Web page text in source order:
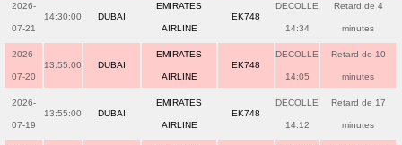
2026-
07-21
14:30:00 DUBAI
EMIRATES
AIRLINE
EK748
DECOLLE
14:34
Retard de 4
minutes
2026-
07-20
13:55:00 DUBAI
EMIRATES
AIRLINE
EK748
DECOLLE
14:05
Retard de 10
minutes
2026-
07-19
13:55:00 DUBAI
EMIRATES
AIRLINE
EK748
DECOLLE
14:12
Retard de 17
minutes